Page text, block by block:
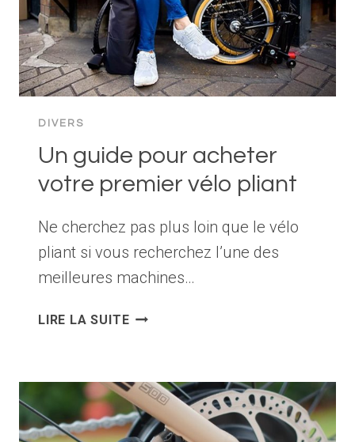
DIVERS
Un guide pour acheter
votre premier vélo pliant
Ne cherchez pas plus loin que le vélo
pliant si vous recherchez l’une des
meilleures machines…
LIRE LA SUITEUN
VOTRE
PREMIER
VÉLO